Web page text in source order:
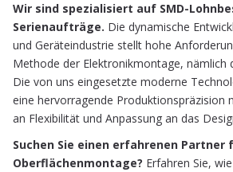
Wir sind spezialisiert auf SMD-
Serienaufträge. Die dynamische
und Geräteindustrie stellt hohe
Methode der Elektronikmontage, nämlich
Die von uns eingesetzte moderne
eine hervorragende Produktionspräzision
an Flexibilität und Anpassung an das
Suchen Sie einen erfahrenen Partner
Oberflächenmontage? Erfahren Sie,